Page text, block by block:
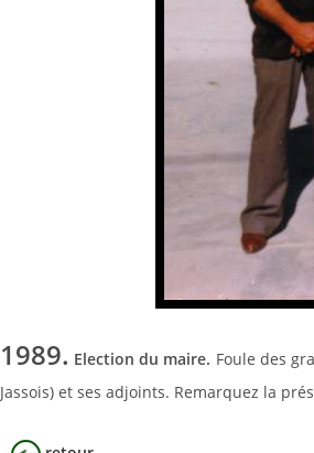
1989. Election du maire. Foule des
Jassois) et ses adjoints. Remarquez la